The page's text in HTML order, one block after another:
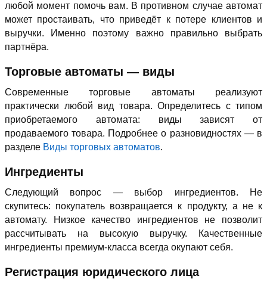
любой момент помочь вам. В противном случае автомат
может простаивать, что приведёт к потере клиентов и
выручки. Именно поэтому важно правильно выбрать
партнёра.
Торговые автоматы — виды
Современные торговые автоматы реализуют
практически любой вид товара. Определитесь с типом
приобретаемого автомата: виды зависят от
продаваемого товара. Подробнее о разновидностях — в
разделе Виды торговых автоматов.
Ингредиенты
Следующий вопрос — выбор ингредиентов. Не
скупитесь: покупатель возвращается к продукту, а не к
автомату. Низкое качество ингредиентов не позволит
рассчитывать на высокую выручку. Качественные
ингредиенты премиум-класса всегда окупают себя.
Регистрация юридического лица